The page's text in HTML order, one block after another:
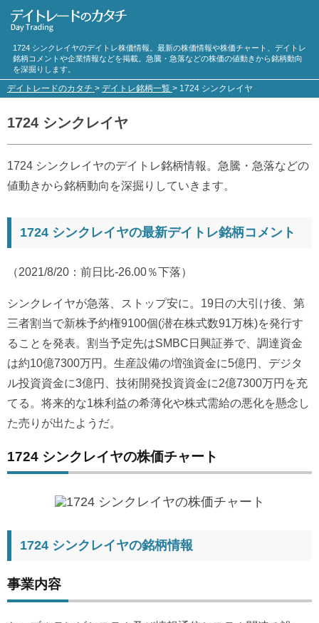
1724 シンクレイヤのデイトレ株価情報。最新の株価情報や株価チャート、デイトレ
銘柄コメントや企業情報などを掲載。急騰・急落などの株価の値動きから銘柄動向
を深掘りします。
デイトレードのカタチ > デイトレ銘柄一覧 > 1724 シンクレイヤ
1724 シンクレイヤ
1724 シンクレイヤのデイトレ銘柄情報。急騰・急落などの
値動きから銘柄動向を深掘りしていきます。
1724 シンクレイヤの最新デイトレ銘柄コメント
（2021/8/20：前日比-26.00％下落）
シンクレイヤが急落、ストップ安に。19日の大引け後、第
三者割当で新株予約権9100個(潜在株式数91万株)を発行す
ることを発表。割当予定先はSMBC日興証券で、調達資金
は約10億7300万円。生産設備の増強資金に5億円、デジタ
ル投資資金に3億円、技術開発投資資金に2億7300万円を充
てる。将来的な1株利益の希薄化や株式需給の悪化を懸念し
た売りが出たようだ。
1724 シンクレイヤの株価チャート
1724 シンクレイヤの銘柄情報
事業内容